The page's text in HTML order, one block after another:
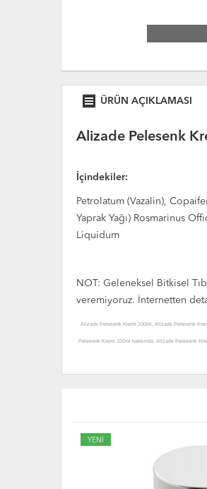
receipt ÜRÜN AÇIKLAMASI
Alizade Pelesenk
İçindekiler:
Petrolatum (Vazalin),
Yaprak Yağı) Rosmarinus
Liquidum
NOT: Geleneksel Bitkisel
veremiyoruz. İnternetten
Alizade Pelesenk Kremi 100ml, Alizade Pelesenk
Pelesenk Kremi 100ml hakkında, Alizade Pelesenk
Pelesenk Kremi 100mlI satılan yerler, Alizade
Pelesenk Kremi 100ml detayları, Alizade Pelesenk
Kremi 100ml ürünü nerelerde satılıyor, Alizade
Pelesenk Kremi 100ml zararları, Alizade Pelesenk
Pelesenk Kremi 100ml her gün kullanılırmı,
YENİ